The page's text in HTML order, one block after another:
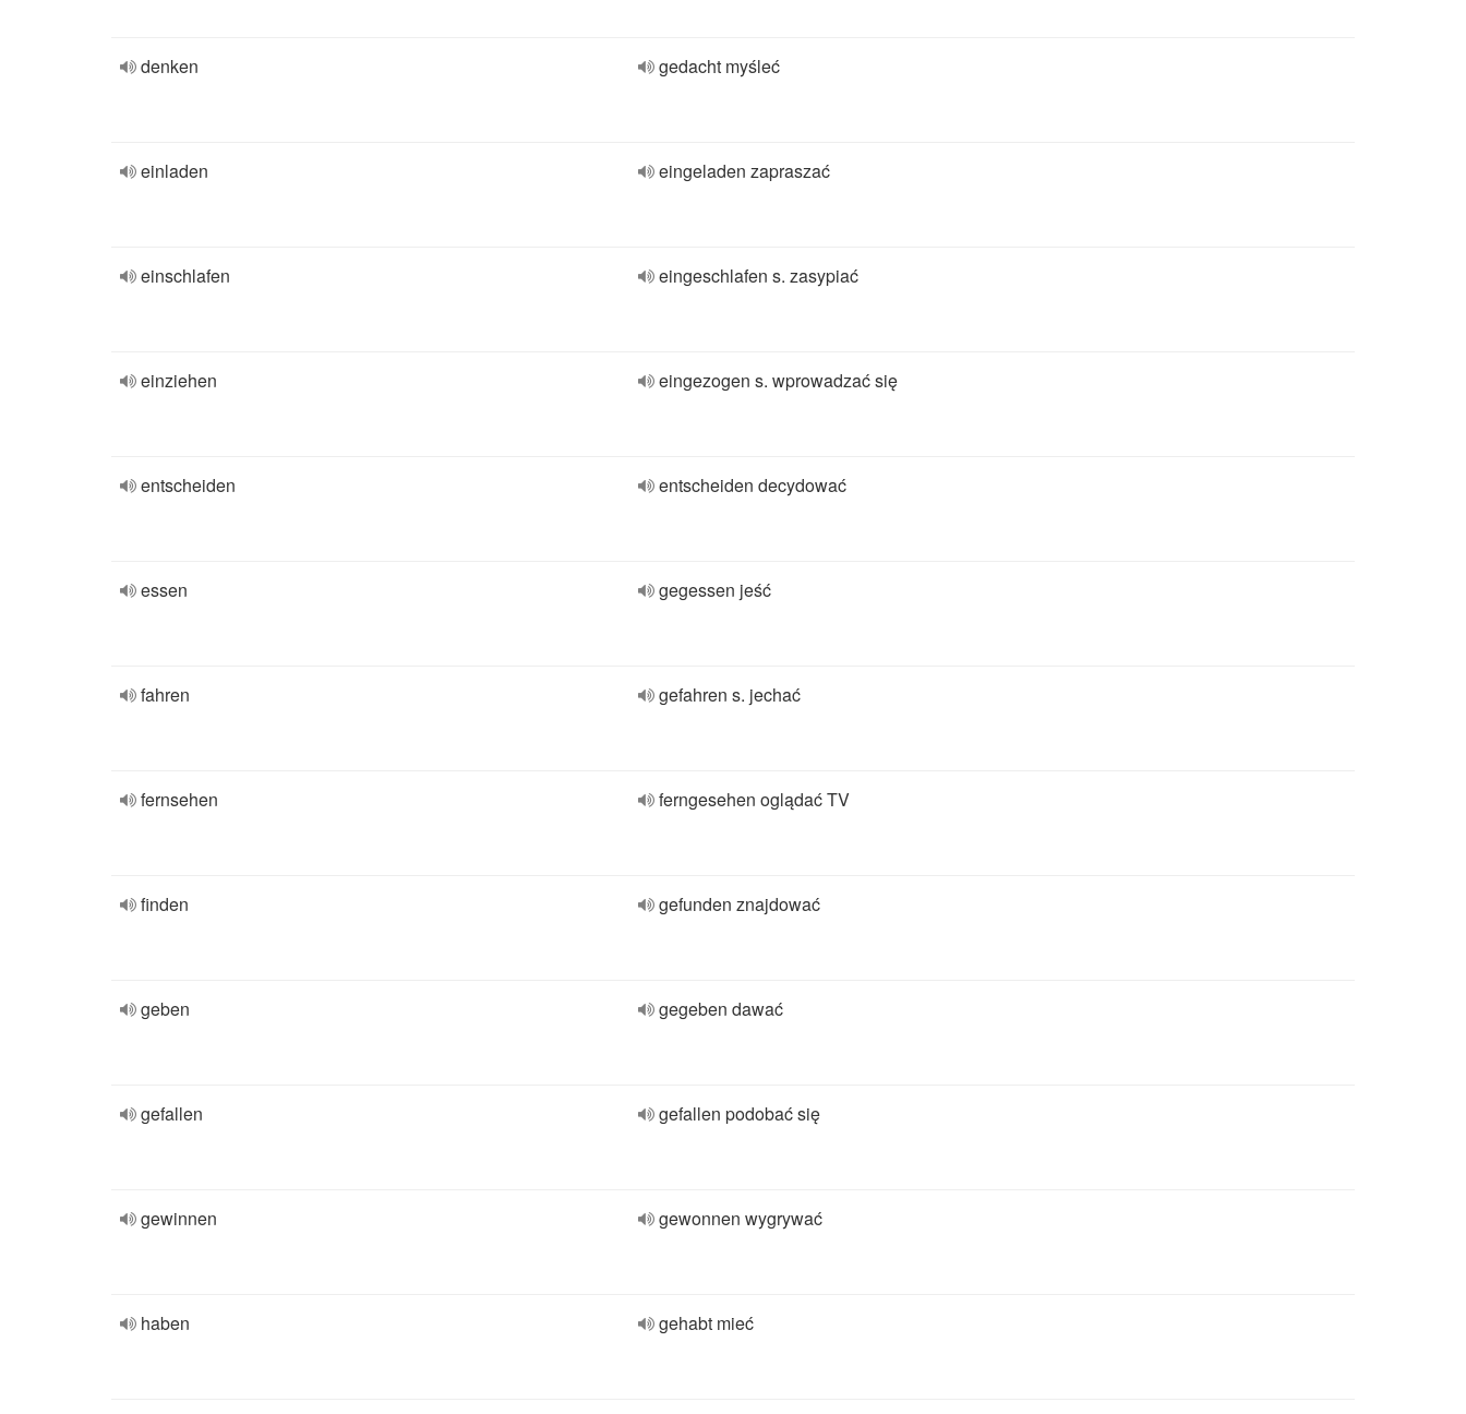
denken gedacht myśleć
einladen eingeladen zapraszać
einschlafen eingeschlafen s. zasypiać
einziehen eingezogen s. wprowadzać się
entscheiden entscheiden decydować
essen gegessen jeść
fahren gefahren s. jechać
fernsehen ferngesehen oglądać TV
finden gefunden znajdować
geben gegeben dawać
gefallen gefallen podobać się
gewinnen gewonnen wygrywać
haben gehabt mieć